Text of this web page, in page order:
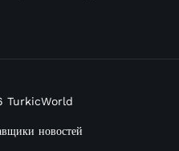
TurkicWorld
новостей